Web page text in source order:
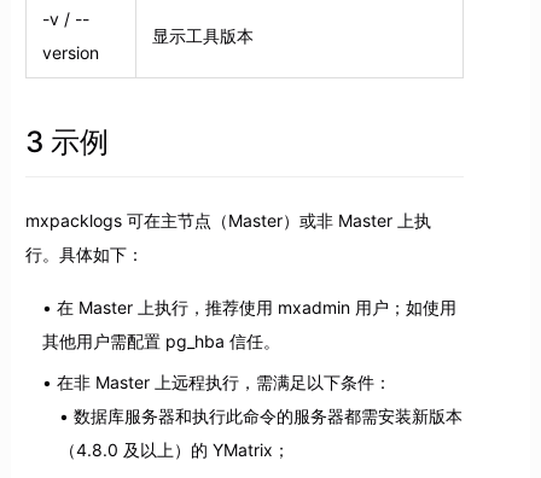
-v / --
version
显示工具版本
3 示例
mxpacklogs 可在主节点（Master）或非 Master 上执
行。具体如下：
在 Master 上执行，推荐使用 mxadmin 用户；如使用
其他用户需配置 pg_hba 信任。
在非 Master 上远程执行，需满足以下条件：
数据库服务器和执行此命令的服务器都需安装新版本
（4.8.0 及以上）的 YMatrix；